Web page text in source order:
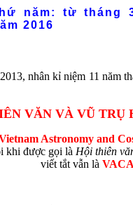
năm: từ tháng
2016
nhân kỉ niệm 11 năm
VĂN VÀ VŨ TRỤ
Astronomy and
khi được gọi là Hội thiên
viết tắt vẫn là VACA